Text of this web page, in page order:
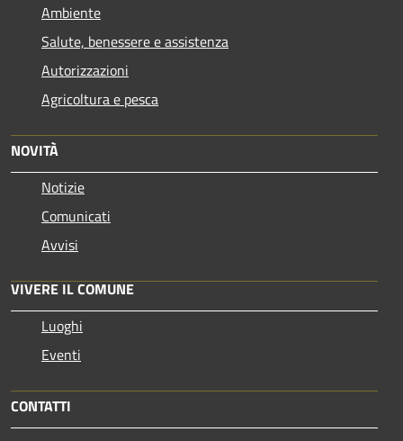
Ambiente
Salute, benessere e assistenza
Autorizzazioni
Agricoltura e pesca
NOVITÀ
Notizie
Comunicati
Avvisi
VIVERE IL COMUNE
Luoghi
Eventi
CONTATTI